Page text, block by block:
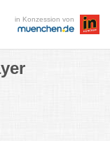
in Konzession von